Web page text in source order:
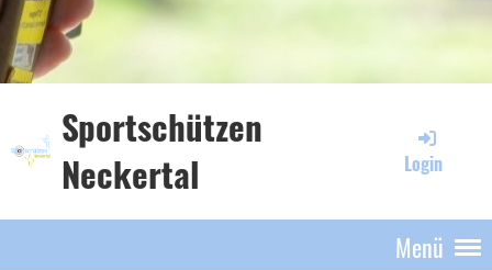
Sportschützen
Neckertal
Login
Menü